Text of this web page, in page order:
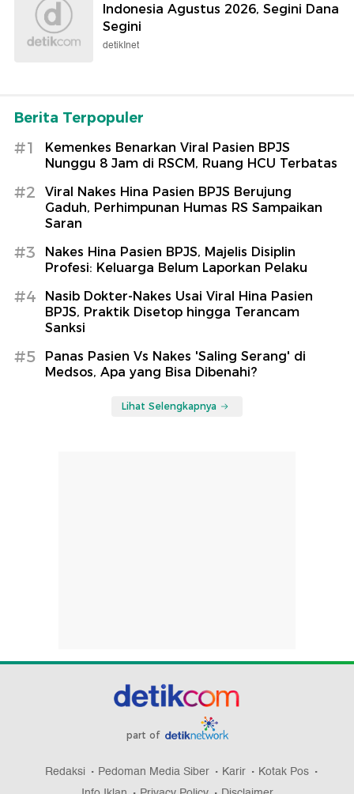
Indonesia Agustus 2026, Segini Dana
Segini
detikInet
Berita Terpopuler
#1
Kemenkes Benarkan Viral Pasien BPJS
Nunggu 8 Jam di RSCM, Ruang HCU Terbatas
#2
Viral Nakes Hina Pasien BPJS Berujung
Gaduh, Perhimpunan Humas RS Sampaikan
Saran
#3
Nakes Hina Pasien BPJS, Majelis Disiplin
Profesi: Keluarga Belum Laporkan Pelaku
#4
Nasib Dokter-Nakes Usai Viral Hina Pasien
BPJS, Praktik Disetop hingga Terancam
Sanksi
#5
Panas Pasien Vs Nakes 'Saling Serang' di
Medsos, Apa yang Bisa Dibenahi?
Lihat Selengkapnya
part of
Redaksi Pedoman Media Siber Karir
Kotak Pos